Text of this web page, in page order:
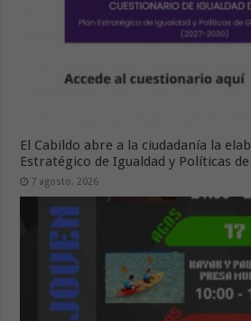
El Cabildo abre a la ciudadanía la
Estratégico de Igualdad y Políticas
7 agosto, 2026